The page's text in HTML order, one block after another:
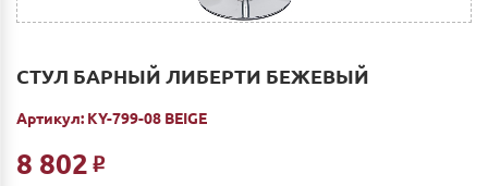
СТУЛ БАРНЫЙ ЛИБЕРТИ БЕЖЕВЫЙ
Артикул: KY-799-08 BEIGE
8 802 Р